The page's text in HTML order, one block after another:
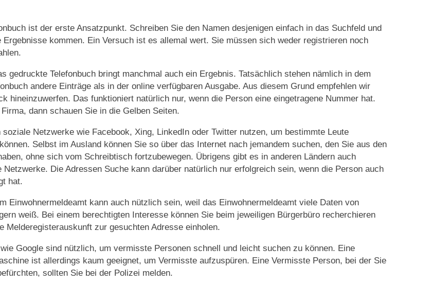
ist der erste Ansatzpunkt. Schreiben Sie den Namen desjenigen einfach in das Suchfeld und
Ergebnisse kommen. Ein Versuch ist es allemal wert. Sie müssen sich weder registrieren noch
gedruckte Telefonbuch bringt manchmal auch ein Ergebnis. Tatsächlich stehen nämlich in dem
andere Einträge als in der online verfügbaren Ausgabe. Aus diesem Grund empfehlen wir
hineinzuwerfen. Das funktioniert natürlich nur, wenn die Person eine eingetragene Nummer hat.
dann schauen Sie in die Gelben Seiten.
soziale Netzwerke wie Facebook, Xing, LinkedIn oder Twitter nutzen, um bestimmte Leute
Selbst im Ausland können Sie so über das Internet nach jemandem suchen, den Sie aus den
ohne sich vom Schreibtisch fortzubewegen. Übrigens gibt es in anderen Ländern auch
Netzwerke. Die Adressen Suche kann darüber natürlich nur erfolgreich sein, wenn die Person auch
hat.
Einwohnermeldeamt kann auch nützlich sein, weil das Einwohnermeldeamt viele Daten von
weiß. Bei einem berechtigten Interesse können Sie beim jeweiligen Bürgerbüro recherchieren
Melderegisterauskunft zur gesuchten Adresse einholen.
Google sind nützlich, um vermisste Personen schnell und leicht suchen zu können. Eine
ist allerdings kaum geeignet, um Vermisste aufzuspüren. Eine Vermisste Person, bei der Sie
sollten Sie bei der Polizei melden.